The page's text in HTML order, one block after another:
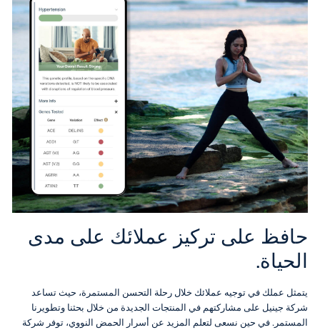
حافظ على تركيز عملائك على مدى
الحياة.
يتمثل عملك في توجيه عملائك خلال رحلة التحسن المستمرة، حيث تساعد
شركة جينيل على مشاركتهم في المنتجات الجديدة من خلال بحثنا وتطويرنا
المستمر. في حين نسعى لتعلم المزيد عن أسرار الحمض النووي، توفر شركة